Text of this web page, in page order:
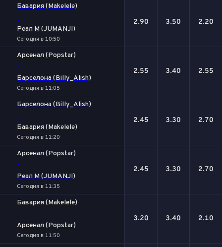
Бавария (Makelele)
-
Реал М (JUMANJI)
Сегодня в 10:50
2.90 3.50 2.20
Арсенал (Popstar)
-
Барселона (Billy_Alish)
Сегодня в 11:05
2.55 3.40 2.55
Барселона (Billy_Alish)
-
Бавария (Makelele)
Сегодня в 11:20
2.45 3.30 2.70
Арсенал (Popstar)
-
Реал М (JUMANJI)
Сегодня в 11:35
2.45 3.30 2.70
Бавария (Makelele)
-
Арсенал (Popstar)
Сегодня в 11:50
3.20 3.40 2.10